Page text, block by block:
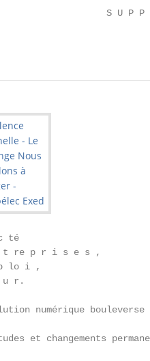
S U P
té
re p r i s e s ,
lo i ,
r.
numérique bouleverse
et changements